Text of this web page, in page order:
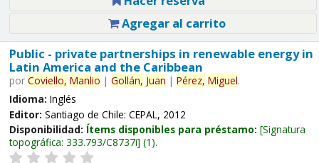
Agregar al carrito
Public - private partnerships in renewable energy in
Latin America and the Caribbean
por Coviello, Manlio | Gollán, Juan | Pérez, Miguel.
Idioma: Inglés
Editor: Santiago de Chile: CEPAL, 2012
Disponibilidad: Ítems disponibles para préstamo: Signatura
topográfica: 333.793/C8737i (1).